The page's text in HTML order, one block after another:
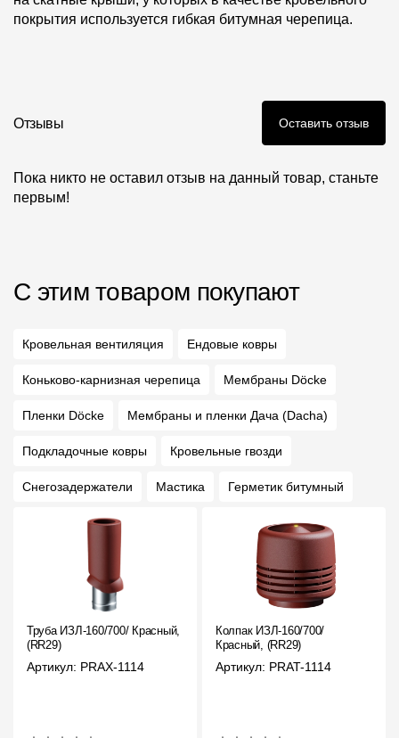
покрытия используется гибкая битумная черепица.
Отзывы Оставить отзыв
Пока никто не оставил отзыв на данный товар, станьте
первым!
С этим товаром покупают
Кровельная вентиляция Ендовые ковры
Коньково-карнизная черепица Мембраны Döcke
Пленки Döcke Мембраны и пленки Дача (Dacha)
Подкладочные ковры Кровельные гвозди
Снегозадержатели Мастика Герметик битумный
Труба ИЗЛ-160/700/ Красный,
(RR29)
Артикул: PRAX-1114
Колпак ИЗЛ-160/700/
Красный, (RR29)
Артикул: PRAT-1114